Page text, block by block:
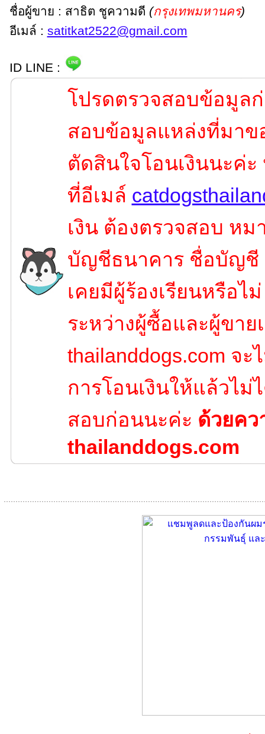
ชื่อผู้ขาย : สาธิต ชูความดี (กรุงเทพมหานคร)
อีเมล์ : satitkat2522@gmail.com
ID LINE :
โปรดตรวจสอบข้อมูล
สอบข้อมูลแหล่งที่มาข
ตัดสินใจโอนเงินนะค่
ที่อีเมล์
เงิน ต้องตรวจสอบ หม
บัญชีธนาคาร ชื่อบัญชี
เคยมีผู้ร้องเรียนหรือไ
ระหว่างผู้ซื้อและผู้ขาย
thailanddogs.com จ
การโอนเงินให้แล้วไ
สอบก่อนนะค่ะ ด้วยคว
thailanddogs.com